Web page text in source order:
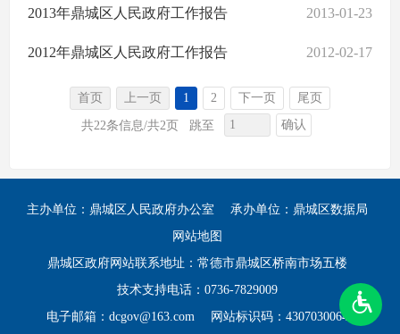
2013年鼎城区人民政府工作报告 2013-01-23
2012年鼎城区人民政府工作报告 2012-02-17
首页 上一页 1 2 下一页 尾页
共22条信息/共2页 跳至 确认
主办单位：鼎城区人民政府办公室
承办单位：鼎城区数据局
网站地图
鼎城区政府网站联系地址：常德市鼎城区桥南市场五楼
技术支持电话：0736-7829009
电子邮箱：dcgov@163.com
网站标识码：4307030064